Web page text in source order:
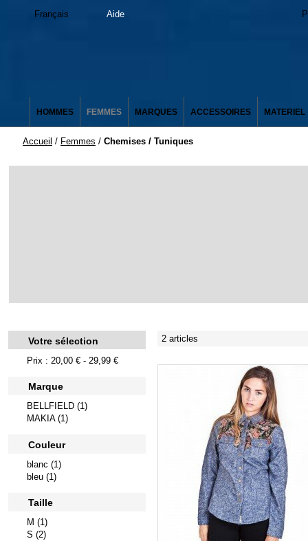
Français Aide
HOMMES FEMMES MARQUES ACCESSOIRES MATERIEL
Accueil / Femmes / Chemises / Tuniques
Votre sélection
Prix : 20,00 € - 29,99 €
Marque
BELLFIELD (1)
MAKIA (1)
Couleur
blanc (1)
bleu (1)
Taille
M (1)
S (2)
2 articles